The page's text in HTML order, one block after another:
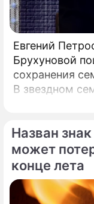
Евгений
Брухуновой
сохранения
В звездном
настоящая
Назван
может
конце лета